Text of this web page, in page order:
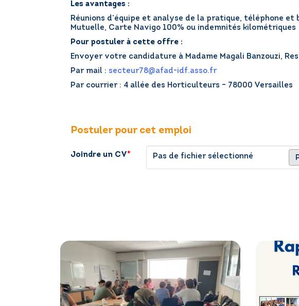
Les avantages :
Réunions d’équipe et analyse de la pratique, téléphone
Mutuelle, Carte Navigo 100% ou indemnités kilométriques
Pour postuler à cette offre :
Envoyer votre candidature à Madame Magali Banzouzi,
Par mail : secteur78@afad-idf.asso.fr
Par courrier : 4 allée des Horticulteurs – 78000 Versailles
Postuler pour cet emploi
Joindre un CV* Pas de fichier sélectionné